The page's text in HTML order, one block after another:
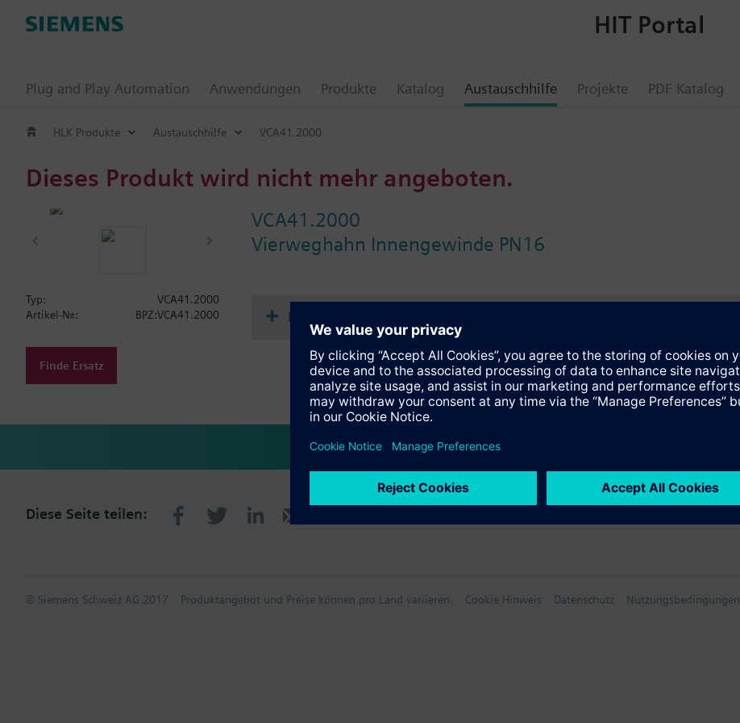
Plug and Play Automation Anwendungen Produkte Katalog Austauschhilfe Projekte PDF Katalog
HIT Portal
HLK Produkte Austauschhilfe VCA41.2000
Dieses Produkt wird nicht mehr angeboten.
VCA41.2000
Vierweghahn Innengewinde PN16
Typ:
VCA41.2000
Artikel-Nr.:
BPZ:VCA41.2000
Finde Ersatz
Dokumente
Diese Seite teilen:
© Siemens Schweiz AG 2017 Produktangebot und Preise können pro Land variieren. Cookie Hinweis Datenschutz Nutzungsbedingungen